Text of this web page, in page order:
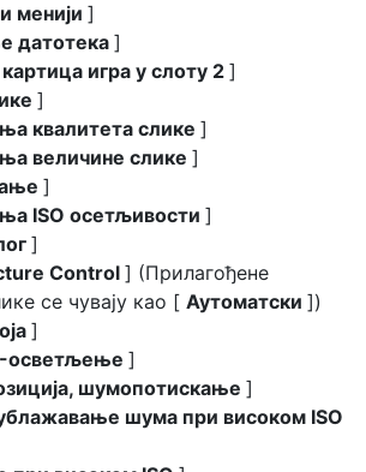
менији ]
датотека ]
картица игра у слоту 2 ]
]
квалитета слике ]
величине слике ]
]
ISO осетљивости ]
]
Control ] (Прилагођене
се чувају као [ Аутоматски ])
]
осветљење ]
шумопотискање ]
шума при високом ISO